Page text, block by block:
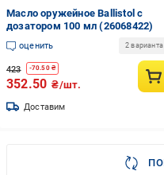
Масло оружейное Ballistol с
дозатором 100 мл (26068422)
оценить 2 варианта
423 -70.50₴
352.50 ₴/шт.
Доставим